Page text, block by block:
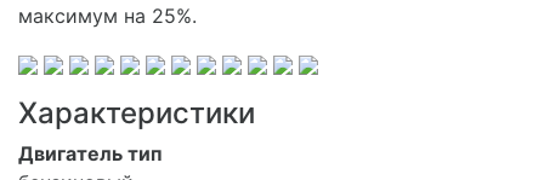
максимум на 25%.
Характеристики
Двигатель тип